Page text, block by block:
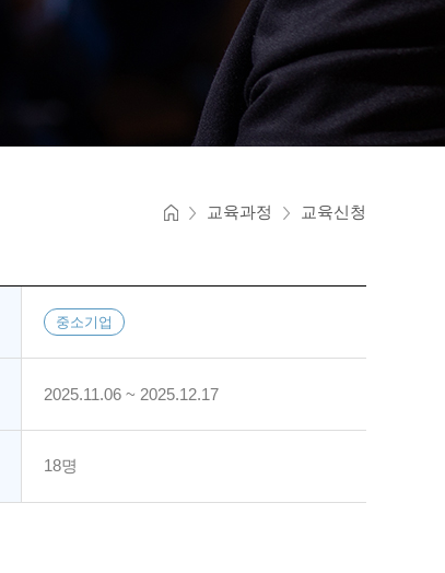
교육과정 교육신청
중소기업
2025.11.06 ~ 2025.12.17
18명